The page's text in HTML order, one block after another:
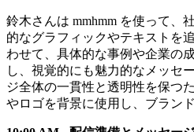
鈴木さんは mmhmm を使って、
的なグラフィックやテキストを
わせて、具体的な事例や企業の
し、視覚的にも魅力的なメッセ
ジ全体の一貫性と透明性を保つ
やロゴを背景に使用し、ブラン